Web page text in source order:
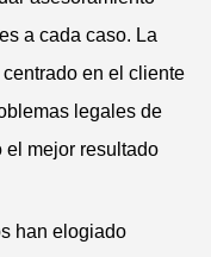
a cada caso. La
en el cliente
legales de
el mejor resultado
han elogiado